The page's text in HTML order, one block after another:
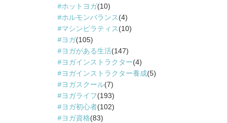
ホットヨガ(10)
ホルモンバランス(4)
マシンピラティス(10)
ヨガ(105)
ヨガがある生活(147)
ヨガインストラクター(4)
ヨガインストラクター養成(5)
ヨガスクール(7)
ヨガライフ(193)
ヨガ初心者(102)
ヨガ資格(83)